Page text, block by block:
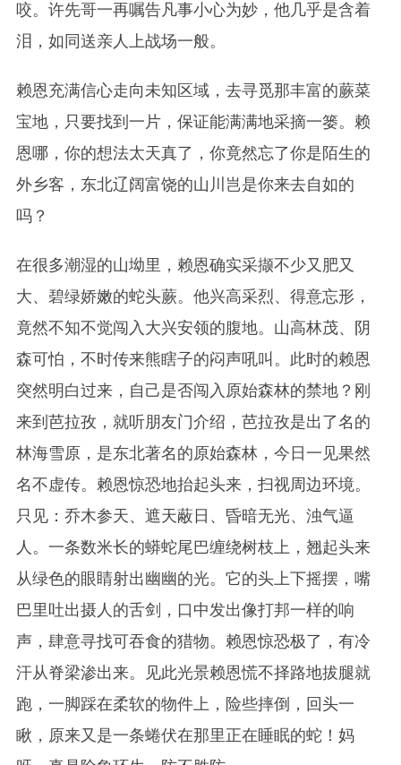
咬。许先哥一再嘱告凡事小心为妙，他几乎是含着
泪，如同送亲人上战场一般。
赖恩充满信心走向未知区域，去寻觅那丰富的蕨菜
宝地，只要找到一片，保证能满满地采摘一篓。赖
恩哪，你的想法太天真了，你竟然忘了你是陌生的
外乡客，东北辽阔富饶的山川岂是你来去自如的
吗？
在很多潮湿的山坳里，赖恩确实采撷不少又肥又
大、碧绿娇嫩的蛇头蕨。他兴高采烈、得意忘形，
竟然不知不觉闯入大兴安领的腹地。山高林茂、阴
森可怕，不时传来熊瞎子的闷声吼叫。此时的赖恩
突然明白过来，自己是否闯入原始森林的禁地？刚
来到芭拉孜，就听朋友门介绍，芭拉孜是出了名的
林海雪原，是东北著名的原始森林，今日一见果然
名不虚传。赖恩惊恐地抬起头来，扫视周边环境。
只见：乔木参天、遮天蔽日、昏暗无光、浊气逼
人。一条数米长的蟒蛇尾巴缠绕树枝上，翘起头来
从绿色的眼睛射出幽幽的光。它的头上下摇摆，嘴
巴里吐出摄人的舌剑，口中发出像打邦一样的响
声，肆意寻找可吞食的猎物。赖恩惊恐极了，有冷
汗从脊梁渗出来。见此光景赖恩慌不择路地拔腿就
跑，一脚踩在柔软的物件上，险些摔倒，回头一
瞅，原来又是一条蜷伏在那里正在睡眠的蛇！妈